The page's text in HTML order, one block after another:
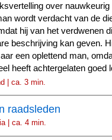
over nauwkeurig
wordt verdacht van de
hij van het verdwenen
beschrijving kan geven.
een oplettend man,
heeft achtergelaten goed
| ca. 3 min.
raadsleden
| ca. 4 min.